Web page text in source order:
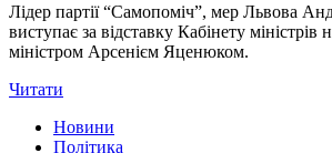
Лідер партії “Самопоміч”, мер Львова
виступає за відставку Кабінету міністрів
міністром Арсенієм Яценюком.
Читати
Новини
Політика